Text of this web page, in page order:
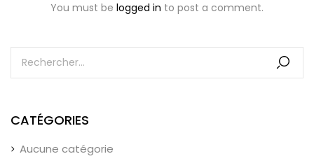
CATÉGORIES
Aucune catégorie
You must be logged in to post a comment.